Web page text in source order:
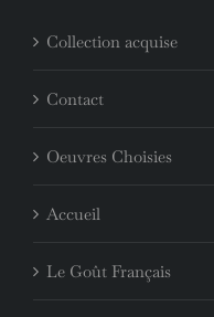
Collection acquise
Contact
Oeuvres Choisies
Accueil
Le Goût Français